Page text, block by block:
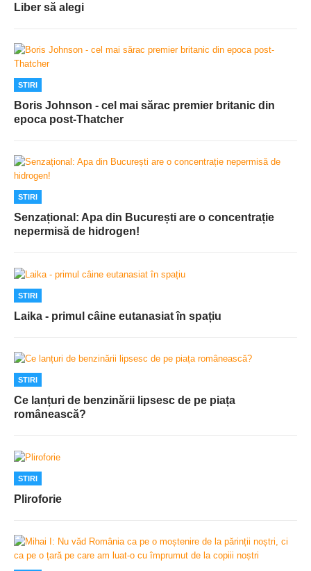
Liber să alegi
STIRI
Boris Johnson - cel mai sărac premier britanic din
epoca post-Thatcher
STIRI
Senzațional: Apa din București are o concentrație
nepermisă de hidrogen!
STIRI
Laika - primul câine eutanasiat în spațiu
STIRI
Ce lanțuri de benzinării lipsesc de pe piața
românească?
STIRI
Pliroforie